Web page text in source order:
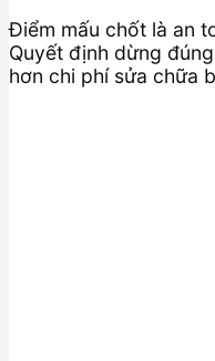
Điểm mấu chốt là an
Quyết định dừng
hơn chi phí sửa chữa